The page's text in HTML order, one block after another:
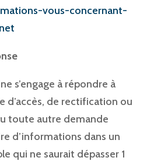
vous-concernant-
s’engage à répondre à
d’accès, de rectification ou
toute autre demande
d’informations dans un
qui ne saurait dépasser 1